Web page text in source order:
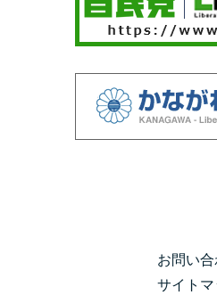
お問い
サイト